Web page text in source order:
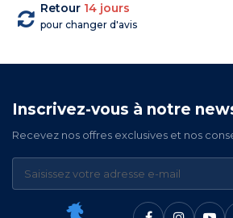
Retour 14 jours
pour changer d'avis
Inscrivez-vous à notre
Recevez nos offres exclusives et nos